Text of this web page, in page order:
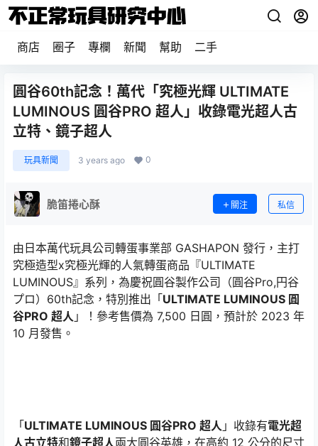
商店 圈子 專欄 新聞 幫助 二手
圓谷60th記念！萬代「究極光輝 ULTIMATE
LUMINOUS 圓谷PRO 超人」收錄電光超人古
立特、鏡子超人
玩具新聞 3 years ago 0
脆笛捲心酥 關注 私信
由日本萬代玩具公司轉蛋事業部 GASHAPON 發行，主打
究極造型x究極光輝的人氣轉蛋商品『ULTIMATE
LUMINOUS』系列，為慶祝圓谷製作公司（圓谷Pro,円谷
プロ）60th記念，特別推出「ULTIMATE LUMINOUS 圓
谷PRO 超人 」！參考售價為 7,500 日圓，預計於 2023 年
10 月發售。
「ULTIMATE LUMINOUS 圓谷PRO 超人 」收錄有電光超
人古立特和鏡子超人兩大圓谷英雄，在高約 12 公分的尺寸